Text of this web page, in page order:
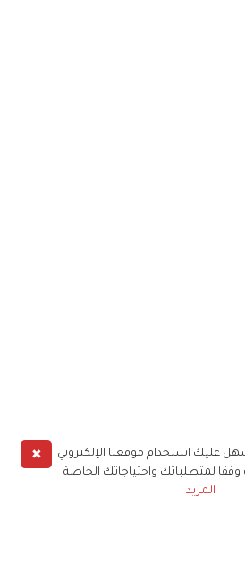
✖
عليك استخدام موقعنا الإلكتروني
وفقا لمتطلباتك واحتياجاتك الخاصة
المزيد